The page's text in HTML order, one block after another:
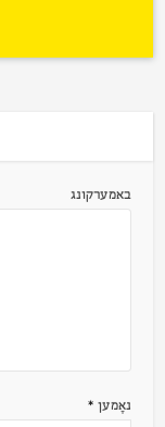
באמערקונג
נאָמען *